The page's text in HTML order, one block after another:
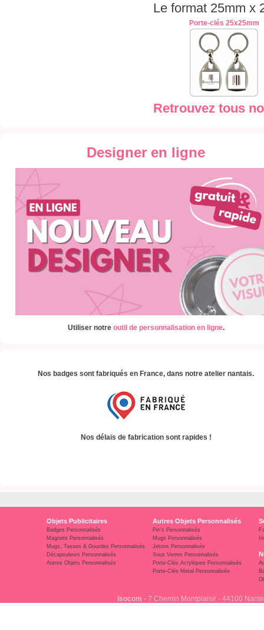
Le format 25mm x
Porte-clés 25x25mm
Retrouvez tous
Designer en ligne
Utiliser notre outil de personnalisation en ligne.
Nos badges sont fabriqués en France, dans notre atelier nantais.
Nos délais de fabrication sont rapides !
Objets Publicitaires
Badges Personnalisés
Magnets Personnalisés
Mugs, Tasses & Gourdes Personnalisés
Décapsuleurs Personnalisés
Autres Objets Personnalisés
Autres Objets Personnalisés
Pin's Personnalisés
Mugs Personnalisés
Jetons Personnalisés
Sous Verres Personnalisés
Porte-Clés Acryliques Personnalisés
Porte-Clés Metal Personnalisés
Isocom - 7 Chemin Montplaisir - 44100